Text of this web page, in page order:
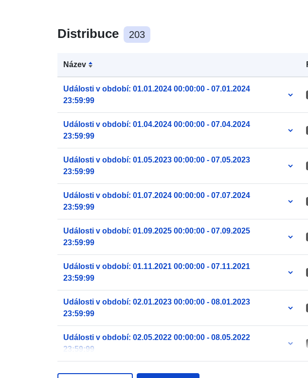
Distribuce 203
Název
Události v období: 01.01.2024 00:00:00 - 07.01.2024
23:59:99
Události v období: 01.04.2024 00:00:00 - 07.04.2024
23:59:99
Události v období: 01.05.2023 00:00:00 - 07.05.2023
23:59:99
Události v období: 01.07.2024 00:00:00 - 07.07.2024
23:59:99
Události v období: 01.09.2025 00:00:00 - 07.09.2025
23:59:99
Události v období: 01.11.2021 00:00:00 - 07.11.2021
23:59:99
Události v období: 02.01.2023 00:00:00 - 08.01.2023
23:59:99
Události v období: 02.05.2022 00:00:00 - 08.05.2022
23:59:99